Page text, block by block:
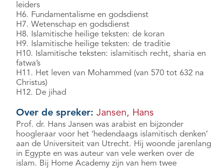
leiders
H6. Fundamentalisme en godsdienst
H7. Wetenschap en godsdienst
H8. Islamitische heilige teksten: de koran
H9. Islamitische heilige teksten: de traditie
H10. Islamitische teksten: islamitisch recht, sharia en
fatwa’s
H11. Het leven van Mohammed (van 570 tot 632 na
Christus)
H12. De jihad
Over de spreker: Jansen, Hans
Prof. dr. Hans Jansen was arabist en bijzonder
hoogleraar voor het ‘hedendaags islamitisch denken’
aan de Universiteit van Utrecht. Hij woonde jarenlang
in Egypte en was auteur van vele werken over de
islam. Bij Home Academy zijn van hem twee